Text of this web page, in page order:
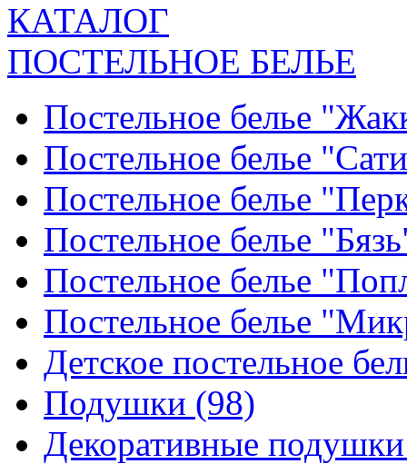
КАТАЛОГ
ПОСТЕЛЬНОЕ БЕЛЬЕ
Постельное белье
Постельное белье
Постельное белье
Постельное белье
Постельное белье
Постельное белье
Детское постельное
Подушки (98)
Декоративные